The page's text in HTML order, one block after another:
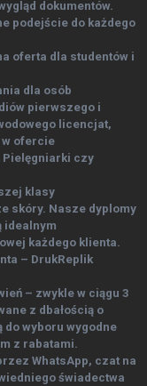
dokumentów.
podejście do każdego
oferta dla studentów i
dla osób
pierwszego i
licencjat,
w ofercie
Pielęgniarki czy
klasy
skóry. Nasze dyplomy
idealnym
każdego klienta.
– DrukReplik
– zwykle w ciągu 3
z dbałością o
wyboru wygodne
z rabatami.
WhatsApp, czat na
świadectwa